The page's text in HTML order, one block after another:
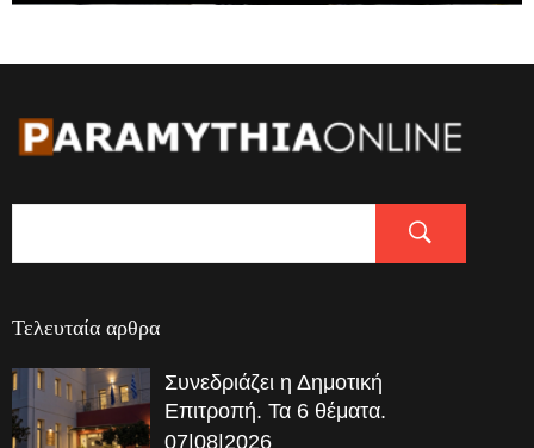
Τελευταία αρθρα
Συνεδριάζει η Δημοτική
Επιτροπή. Τα 6 θέματα.
07|08|2026